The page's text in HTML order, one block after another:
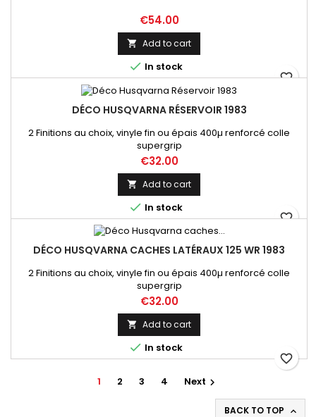
Price
€54.00
 Add to cart
 In stock
favorite_border
DÉCO HUSQVARNA RÉSERVOIR 1983
2 Finitions au choix, vinyle fin ou épais 400µ renforcé colle
supergrip
Price
€32.00
 Add to cart
 In stock
favorite_border
DÉCO HUSQVARNA CACHES LATÉRAUX 125 WR 1983
2 Finitions au choix, vinyle fin ou épais 400µ renforcé colle
supergrip
Price
€32.00
 Add to cart
 In stock
favorite_border
1 2 3 4 Next 
BACK TO TOP 